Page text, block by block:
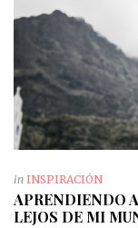
in INSPIRACIÓN
APRENDIENDO
LEJOS DE MI